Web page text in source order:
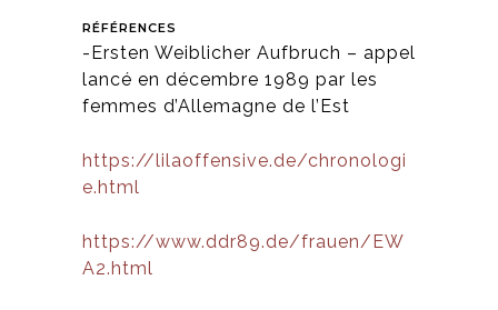
RÉFÉRENCES
-Ersten Weiblicher Aufbruch – appel
lancé en décembre 1989 par les
femmes d’Allemagne de l’Est
https://lilaoffensive.de/chronologi
e.html
https://www.ddr89.de/frauen/EW
A2.html